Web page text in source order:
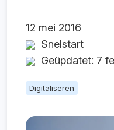
12 mei 2016
Snelstart
Geüpdatet: 7
Digitaliseren